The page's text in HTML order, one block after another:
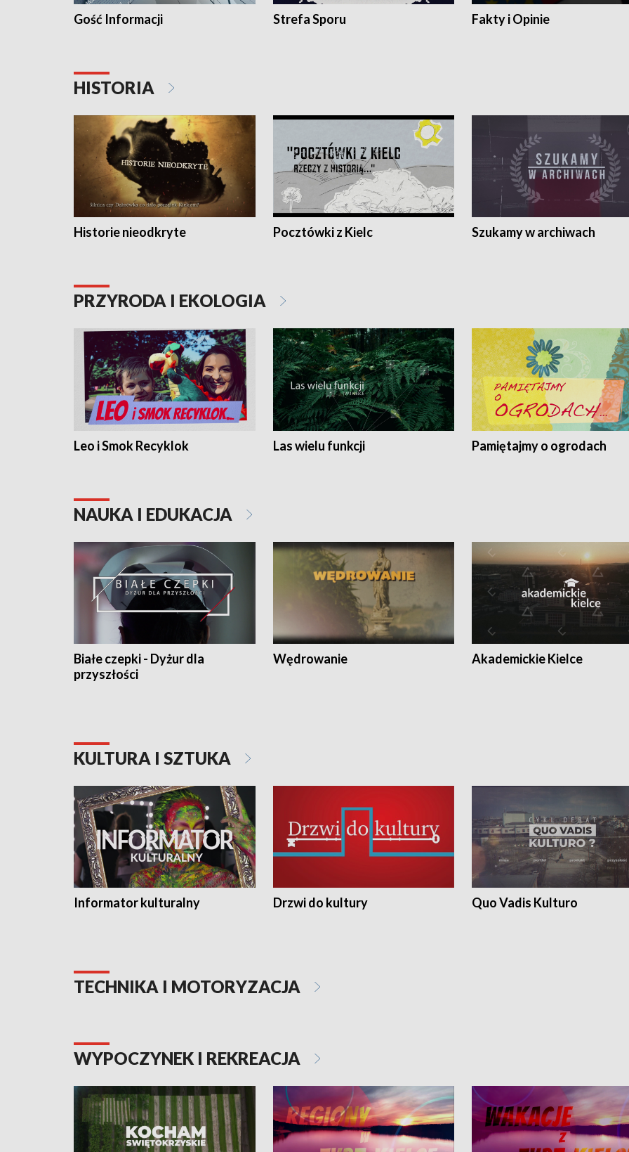
Gość Informacji Strefa Sporu Fakty i Opinie
HISTORIA
Historie nieodkryte Pocztówki z Kielc Szukamy w archiwach
PRZYRODA I EKOLOGIA
Leo i Smok Recyklok Las wielu funkcji Pamiętajmy o ogrodach
NAUKA I EDUKACJA
Białe czepki - Dyżur dla
przyszłości
Wędrowanie Akademickie Kielce
KULTURA I SZTUKA
Informator kulturalny Drzwi do kultury Quo Vadis Kulturo
TECHNIKA I MOTORYZACJA
WYPOCZYNEK I REKREACJA